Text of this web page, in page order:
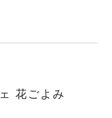
花ごよみ